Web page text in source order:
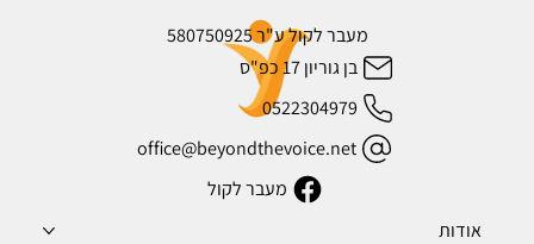
מעבר לקול ע"ר 580750925
בן גוריון 17 כפ"ס
0522304979
office@beyondthevoice.net
מעבר לקול
אודות